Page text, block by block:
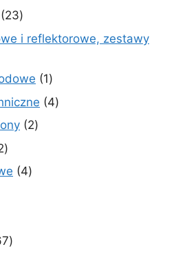
2323
produkty
i reflektorowe, zestawy
11
produkt
44
22
12
produktów
44
67